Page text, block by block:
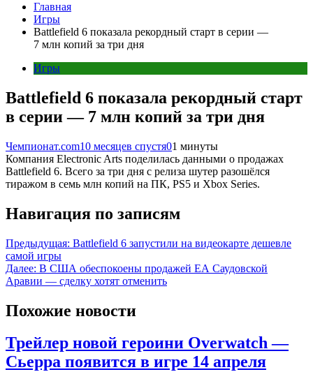
Главная
Игры
Battlefield 6 показала рекордный старт в серии —
7 млн копий за три дня
Игры
Battlefield 6 показала рекордный старт
в серии — 7 млн копий за три дня
Чемпионат.com10 месяцев спустя01 минуты
Компания Electronic Arts поделилась данными о продажах
Battlefield 6. Всего за три дня с релиза шутер разошёлся
тиражом в семь млн копий на ПК, PS5 и Xbox Series.
Навигация по записям
Предыдущая: Battlefield 6 запустили на видеокарте дешевле
самой игры
Далее: В США обеспокоены продажей EA Саудовской
Аравии — сделку хотят отменить
Похожие новости
Трейлер новой героини Overwatch —
Сьерра появится в игре 14 апреля